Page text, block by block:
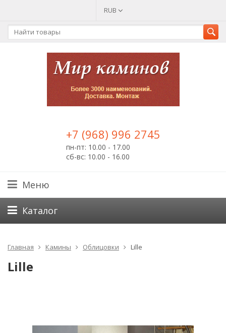
RUB
+7 (968) 996 2745
пн-пт: 10.00 - 17.00
сб-вс: 10.00 - 16.00
Меню
Каталог
Главная Камины Облицовки Lille
Lille